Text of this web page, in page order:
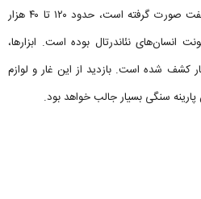
طی مطالعاتی که بر روی غار دواشکفت صورت گرفته است، حدود ۱۲۰ تا ۴۰ هزار
نئاندرتال بوده ‌است. ابزارها،
کشف شده است. بازدید از این غار و لوازم
پارینه سنگی بسیار جالب خواهد بود.